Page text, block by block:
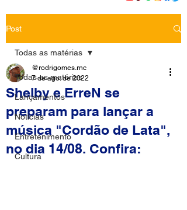
Post
Todas as matérias
Lançamentos
Notícias
Entretenimento
Cultura
Todas as matérias
Shelby e ErreN se
preparam para lançar a
música "Cordão de Lata",
no dia 14/08. Confira:
@rodrigomes.rnc
7 de ago. de 2022